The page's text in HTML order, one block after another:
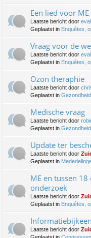
Een lied voor ME
Laatste bericht door
Geplaatst in Enquêtes,
Vraag voor de
Laatste bericht door
Geplaatst in Enquêtes,
Ozon theraphie
Laatste bericht door
Geplaatst in
Medische vraag
Laatste bericht door
Geplaatst in
Update ter
Laatste bericht door
Geplaatst in
ME en tussen 18
onderzoek
Laatste bericht door
Geplaatst in Enquêtes,
Laatste bericht door